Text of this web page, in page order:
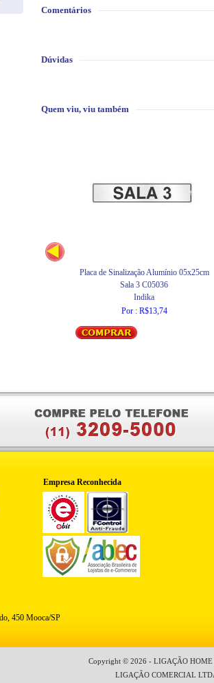
Comentários
Dúvidas
Quem viu, viu também
Placa de Sinalização Alumínio 05x25cm
Sala 3 C05036
Indika
Por : R$13,74
Empresa Reconhecida
450 Mooca/SP
Copyright © 2026 - LIGAÇÃO HOME
LIGAÇÃO COMERCIAL